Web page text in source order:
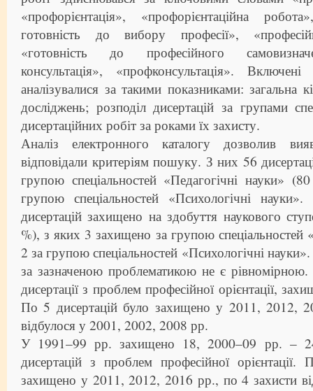
«профорієнтація», «профорієнтаційна
готовність до вибору професії»,
«готовність до професійного
консультація», «профконсультація».
аналізувалися за такими показниками: загальна
досліджень; розподіл дисертацій за групами
дисертаційних робіт за роками їх захисту.
Аналіз електронного каталогу дозволив
відповідали критеріям пошуку. З них 56
групою спеціальностей «Педагогічні науки»
групою спеціальностей «Психологічні
дисертацій захищено на здобуття наукового
%), з яких 3 захищено за групою спеціальностей
2 за групою спеціальностей «Психологічні науки».
за зазначеною проблематикою не є рівномірною.
дисертації з проблем професійної орієнтації,
По 5 дисертацій було захищено у 2011, 2012,
відбулося у 2001, 2002, 2008 рр.
У 1991–99 рр. захищено 18, 2000–09 рр. –
дисертацій з проблем професійної
захищено у 2011, 2012, 2016 рр., по 4 захисти